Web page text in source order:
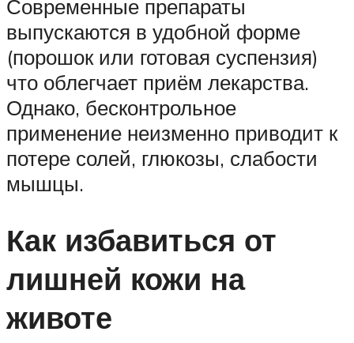
Современные препараты
выпускаются в удобной форме
(порошок или готовая суспензия)
что облегчает приём лекарства.
Однако, бесконтрольное
применение неизменно приводит к
потере солей, глюкозы, слабости
мышцы.
Как избавиться от
лишней кожи на
животе